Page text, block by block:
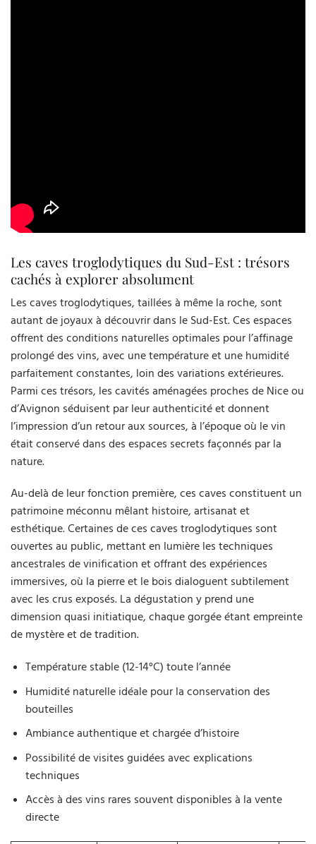
Les caves troglodytiques du Sud-Est : trésors
cachés à explorer absolument
Les caves troglodytiques, taillées à même la roche, sont
autant de joyaux à découvrir dans le Sud-Est. Ces espaces
offrent des conditions naturelles optimales pour l’affinage
prolongé des vins, avec une température et une humidité
parfaitement constantes, loin des variations extérieures.
Parmi ces trésors, les cavités aménagées proches de Nice ou
d’Avignon séduisent par leur authenticité et donnent
l’impression d’un retour aux sources, à l’époque où le vin
était conservé dans des espaces secrets façonnés par la
nature.
Au-delà de leur fonction première, ces caves constituent un
patrimoine méconnu mêlant histoire, artisanat et
esthétique. Certaines de ces caves troglodytiques sont
ouvertes au public, mettant en lumière les techniques
ancestrales de vinification et offrant des expériences
immersives, où la pierre et le bois dialoguent subtilement
avec les crus exposés. La dégustation y prend une
dimension quasi initiatique, chaque gorgée étant empreinte
de mystère et de tradition.
Température stable (12-14°C) toute l’année
Humidité naturelle idéale pour la conservation des
bouteilles
Ambiance authentique et chargée d’histoire
Possibilité de visites guidées avec explications
techniques
Accès à des vins rares souvent disponibles à la vente
directe